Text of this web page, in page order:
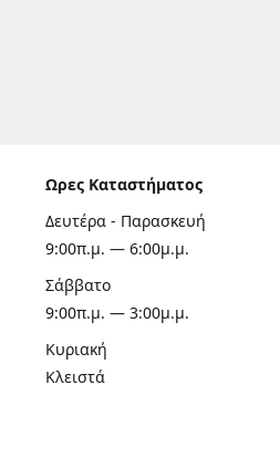
Ωρες Καταστήματος
Δευτέρα - Παρασκευή
9:00π.μ. — 6:00μ.μ.
Σάββατο
9:00π.μ. — 3:00μ.μ.
Κυριακή
Κλειστά